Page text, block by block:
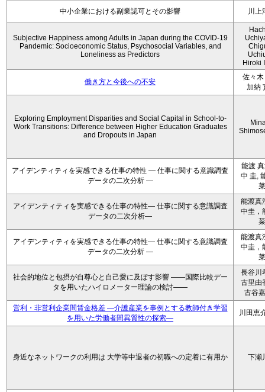
中小企業における副業認可とその影響 川上
Subjective Happiness among Adults in Japan during the COVID-19
Pandemic: Socioeconomic Status, Psychosocial Variables, and
Loneliness as Predictors
Hiroki
働き方と今後への不安
佐々木
加納
Exploring Employment Disparities and Social Capital in School-to-
Work Transitions: Difference between Higher Education Graduates
and Dropouts in Japan
アイデンティティを実感できる仕事の特性 ― 仕事に関する意識調査
データの二次分析 ―
能渡
中 圭,
菜
アイデンティティを実感できる仕事の特性― 仕事に関する意識調査
データの二次分析―
能渡真
中圭，
菜
アイデンティティを実感できる仕事の特性― 仕事に関する意識調査
データの二次分析 ―
能渡真
中圭，
菜
社会的地位と包摂が自尊心と自己愛に及ぼす影響 ――国際比較デー
タを用いたハイロメーター理論の検討――
長谷川
古里由
古谷
営利・非営利企業間賃金格差 ―介護産業を事例とする教師付き学習
を用いた労働者間異質性の探索―
川田恵
身近なネットワークの利用は 大学等中退者の初職への定着に有用か 下瀬